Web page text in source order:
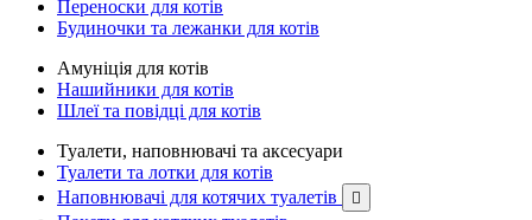
Переноски для котів
Будиночки та лежанки для котів
Амуніція для котів
Нашийники для котів
Шлеї та повідці для котів
Туалети, наповнювачі та аксесуари
Туалети та лотки для котів
Наповнювачі для котячих туалетів
